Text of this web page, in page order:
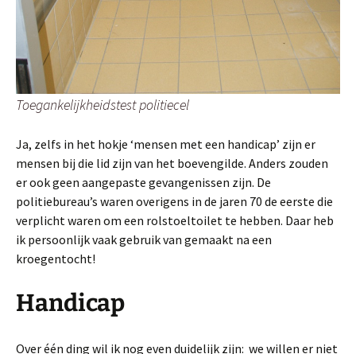
Toegankelijkheidstest politiecel
Ja, zelfs in het hokje ‘mensen met een handicap’ zijn er
mensen bij die lid zijn van het boevengilde. Anders zouden
er ook geen aangepaste gevangenissen zijn. De
politiebureau’s waren overigens in de jaren 70 de eerste die
verplicht waren om een rolstoeltoilet te hebben. Daar heb
ik persoonlijk vaak gebruik van gemaakt na een
kroegentocht!
Handicap
Over één ding wil ik nog even duidelijk zijn: we willen er niet